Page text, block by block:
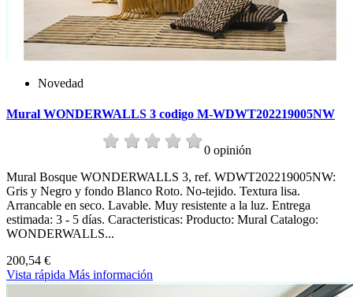
Novedad
Mural WONDERWALLS 3 codigo M-WDWT202219005NW
0 opinión
Mural Bosque WONDERWALLS 3, ref. WDWT202219005NW:
Gris y Negro y fondo Blanco Roto. No-tejido. Textura lisa.
Arrancable en seco. Lavable. Muy resistente a la luz. Entrega
estimada: 3 - 5 días. Caracteristicas: Producto: Mural Catalogo:
WONDERWALLS...
200,54 €
Vista rápida Más información